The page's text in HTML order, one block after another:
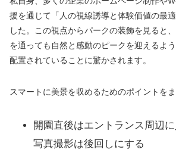
援を通じて「人の視線誘導と体験価値の最
した。この視点からパークの装飾を見ると
を通っても自然と感動のピークを迎えるよ
配置されていることに驚かされます。
スマートに美景を収めるためのポイントをま
開園直後はエントランス周辺
写真撮影は後回しにする